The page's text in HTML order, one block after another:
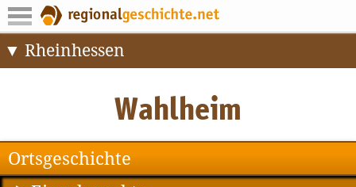
Rheinhessen
Ortsgeschichte